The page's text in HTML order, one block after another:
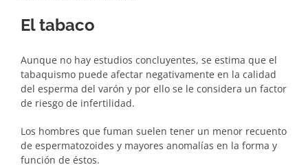
El tabaco
Aunque no hay estudios concluyentes, se estima que el
tabaquismo puede afectar negativamente en la calidad
del esperma del varón y por ello se le considera un factor
de riesgo de infertilidad.
Los hombres que fuman suelen tener un menor recuento
de espermatozoides y mayores anomalías en la forma y
función de éstos.